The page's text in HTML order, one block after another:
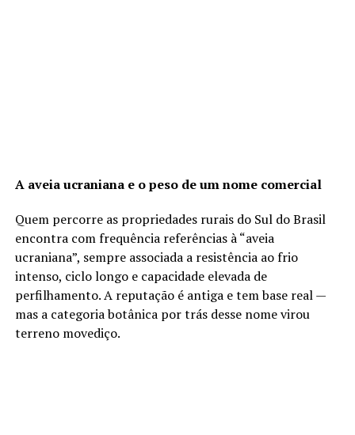
A aveia ucraniana e o peso de um nome comercial
Quem percorre as propriedades rurais do Sul do Brasil
encontra com frequência referências à “aveia
ucraniana”, sempre associada a resistência ao frio
intenso, ciclo longo e capacidade elevada de
perfilhamento. A reputação é antiga e tem base real —
mas a categoria botânica por trás desse nome virou
terreno movediço.